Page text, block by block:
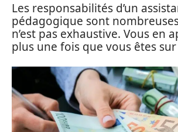
Les responsabilités d’un
pédagogique sont
n’est pas exhaustive. Vous en
plus une fois que vous êtes